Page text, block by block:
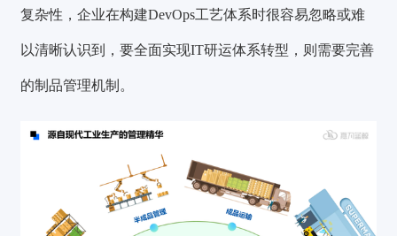
复杂性，企业在构建DevOps工艺体系时很容易忽略或难
以清晰认识到，要全面实现IT研运体系转型，则需要完善
的制品管理机制。